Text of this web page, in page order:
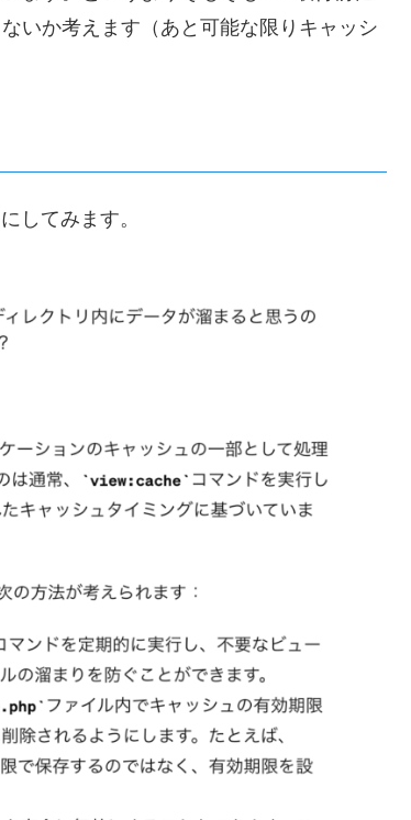
いか考えます（あと可能な限りキャッシ
してみます。